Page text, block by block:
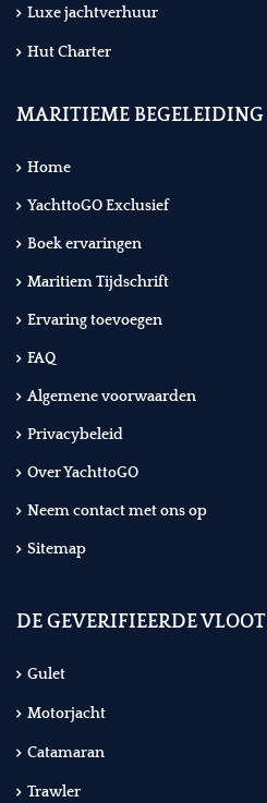
Luxe jachtverhuur
Hut Charter
MARITIEME BEGELEIDING
Home
YachttoGO Exclusief
Boek ervaringen
Maritiem Tijdschrift
Ervaring toevoegen
FAQ
Algemene voorwaarden
Privacybeleid
Over YachttoGO
Neem contact met ons op
Sitemap
DE GEVERIFIEERDE VLOOT
Gulet
Motorjacht
Catamaran
Trawler